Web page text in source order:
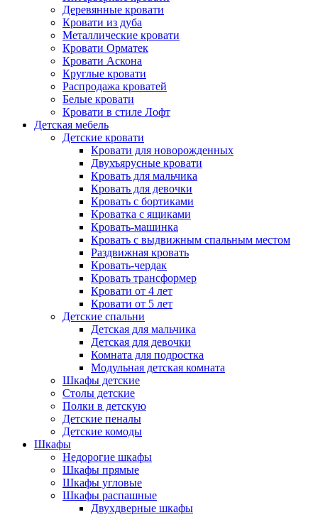
Деревянные кровати
Кровати из дуба
Металлические кровати
Кровати Орматек
Кровати Аскона
Круглые кровати
Распродажа кроватей
Белые кровати
Кровати в стиле Лофт
Детская мебель
Детские кровати
Кровати для новорожденных
Двухъярусные кровати
Кровать для мальчика
Кровать для девочки
Кровать с бортиками
Кроватка с ящиками
Кровать-машинка
Кровать с выдвижным спальным местом
Раздвижная кровать
Кровать-чердак
Кровать трансформер
Кровати от 4 лет
Кровати от 5 лет
Детские спальни
Детская для мальчика
Детская для девочки
Комната для подростка
Модульная детская комната
Шкафы детские
Столы детские
Полки в детскую
Детские пеналы
Детские комоды
Шкафы
Недорогие шкафы
Шкафы прямые
Шкафы угловые
Шкафы распашные
Двухдверные шкафы